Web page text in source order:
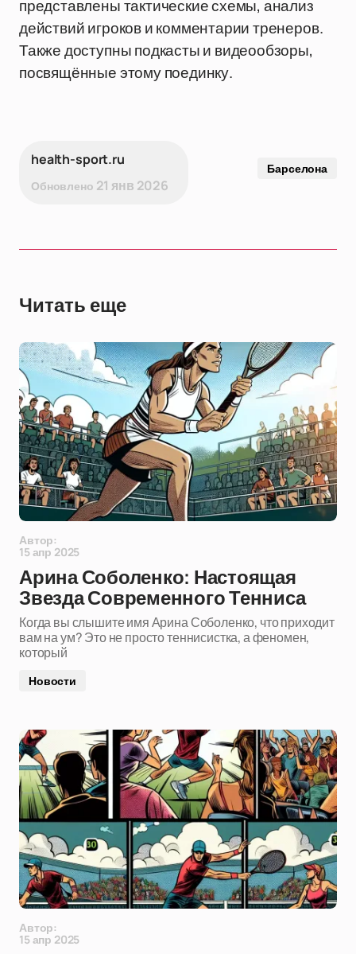
представлены тактические схемы, анализ
действий игроков и комментарии тренеров.
Также доступны подкасты и видеообзоры,
посвящённые этому поединку.
health-sport.ru
Обновлено 21 янв 2026
Барселона
Читать еще
Автор:
15 апр 2025
Арина Соболенко: Настоящая
Звезда Современного Тенниса
Когда вы слышите имя Арина Соболенко, что приходит
вам на ум? Это не просто теннисистка, а феномен,
который
Новости
Автор:
15 апр 2025